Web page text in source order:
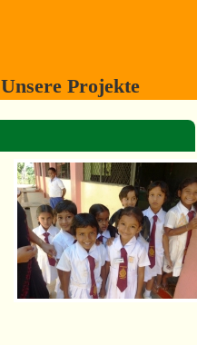
Unsere Projekte